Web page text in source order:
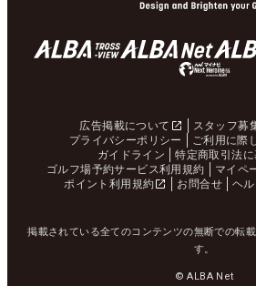
広告掲載について スタッフ募
プライバシーポリシー
ご利用に際
ガイドライン
特定商取引法
ゴルフ場予約サービス利用規約
マイペ
ポイント利用規約
お問合せ ヘ
掲載されている全てのコンテンツの無断での転
す。
© ALBA Net